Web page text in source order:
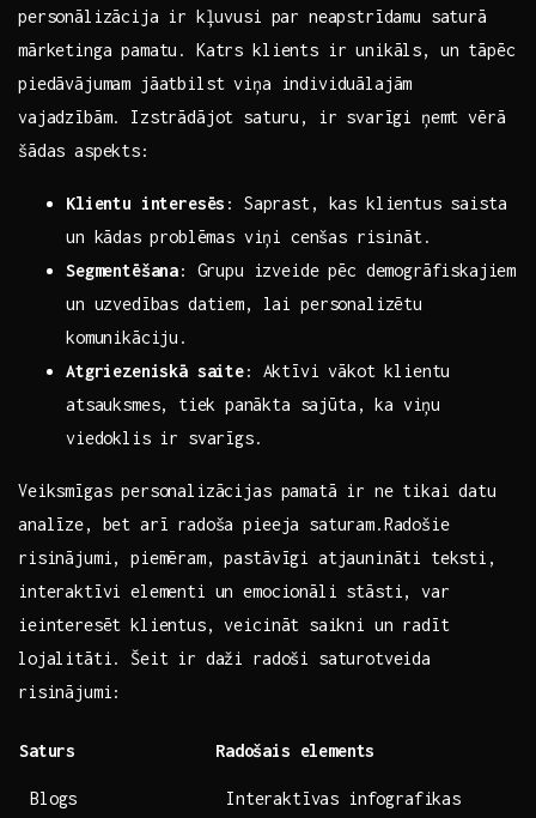
personālizācija⁤ ir kļuvusi par neapstrīdamu saturā
mārketinga pamatu. Katrs klients ir unikāls, un ⁤tāpēc
piedāvājumam​ jāatbilst viņa individuālajām⁢
vajadzībām. Izstrādājot ⁣saturu, ir svarīgi ņemt vērā‌
šādas‍ aspekts:
Klientu interesēs : Saprast, kas klientus​ saista
un ‍kādas ⁣problēmas viņi⁣ cenšas risināt.
Segmentēšana: ⁣Grupu izveide pēc demogrāfiskajiem
un uzvedības datiem,​ lai personalizētu
komunikāciju.
Atgriezeniskā saite: Aktīvi⁣ vākot klientu
atsauksmes, ⁤tiek⁤ panākta⁣ sajūta, ka viņu
viedoklis ir svarīgs.
Veiksmīgas personalizācijas pamatā ir ne ‍tikai datu⁢
analīze, bet arī ​radoša pieeja saturam.Radošie ​
risinājumi,​ piemēram, pastāvīgi atjaunināti teksti,
interaktīvi elementi un‍ emocionāli stāsti, ‌var
ieinteresēt klientus, veicināt⁣ saikni un radīt
lojalitāti. Šeit ir daži radoši saturotveida​
risinājumi:
Saturs Radošais elements
Blogs Interaktīvas infografikas